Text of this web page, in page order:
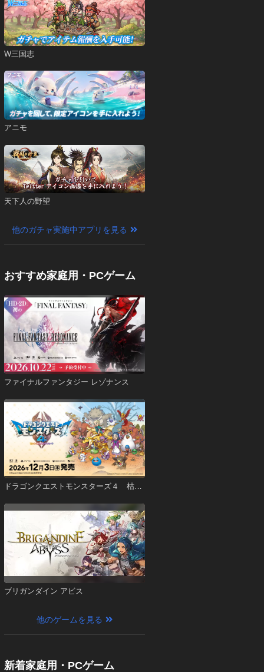
W三国志
アニモ
天下人の野望
他のガチャ実施中アプリを見る
おすすめ家庭用・PCゲーム
ファイナルファンタジー レゾナンス
ドラゴンクエストモンスターズ４ 枯れ
ブリガンダイン アビス
他のゲームを見る
新着家庭用・PCゲーム